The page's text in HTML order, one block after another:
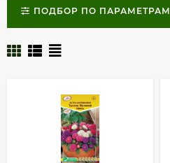
ПОДБОР ПО ПАРАМЕТРАМ